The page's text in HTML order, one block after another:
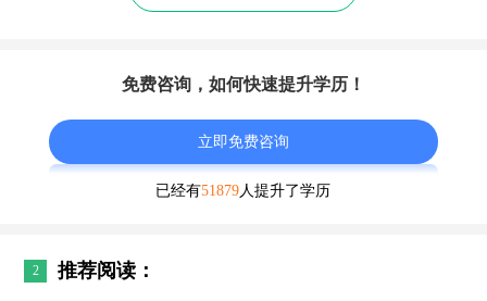
免费咨询，如何快速提升学历！
立即免费咨询
已经有51879 人提升了学历
2 推荐阅读：